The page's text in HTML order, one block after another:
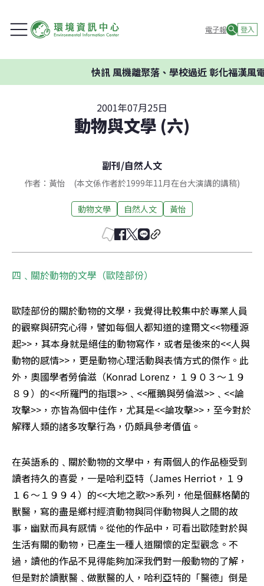
電子報 登入
快訊風機離聚落、學校過近 彰化福漢風電
2001年07月25日
動物與文學 (六)
副刊/自然人文
作者：黃怡 (本文係作者於1999年11月在台大演講的講稿)
動物文學 自然人文 黃怡
四﹑關於動物的文學（歐陸部份）
歐陸部份的關於動物的文學，我覺得比較集中於專業人員
的觀察與研究心得，譬如每個人都知道的達爾文<<物種源
起>>，其本身就是絕佳的動物寫作，或者是後來的<<人與
動物的感情>>，更是動物心理活動與表情方式的傑作。此
外，奧國學者勞倫滋（Konrad Lorenz，１９０３～１９
８９）的<<所羅門的指環>>﹑<<雁鵝與勞倫滋>>﹑<<論
攻擊>>，亦皆為個中佳作，尤其是<<論攻擊>>，至今對於
解釋人類的諸多攻擊行為，仍頗具參考價值。
在英語系的﹑關於動物的文學中，有兩個人的作品極受到
讀者持久的喜愛，一是哈利亞特（James Herriot，１９
１６～１９９４）的<<大地之歌>>系列，他是個蘇格蘭的
獸醫，寫的盡是鄉村經濟動物與同伴動物與人之間的故
事，幽默而具有感情。從他的作品中，可看出歐陸對於與
生活有關的動物，已產生一種人道關懷的定型觀念。不
過，讀他的作品不見得能夠加深我們對一般動物的了解，
但是對於讀獸醫﹑做獸醫的人，哈利亞特的「醫德」倒是